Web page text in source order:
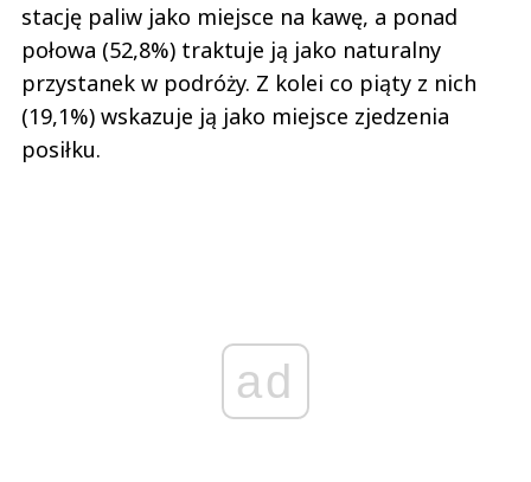
stację paliw jako miejsce na kawę, a ponad
połowa (52,8%) traktuje ją jako naturalny
przystanek w podróży. Z kolei co piąty z nich
(19,1%) wskazuje ją jako miejsce zjedzenia
posiłku.
ad